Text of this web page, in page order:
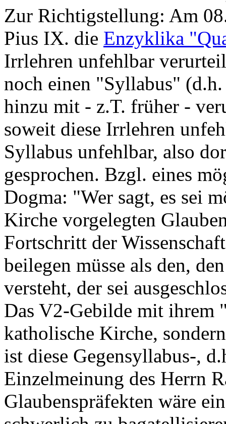
Zur Richtigstellung: Am
Pius IX. die Enzyklika
Irrlehren unfehlbar
noch einen "Syllabus"
hinzu mit - z.T. früher -
soweit diese Irrlehren
Syllabus unfehlbar, also
gesprochen. Bzgl. eines
Dogma: "Wer sagt, es sei
Kirche vorgelegten
Fortschritt der
beilegen müsse als den,
versteht, der sei
Das V2-Gebilde mit ihrem
katholische Kirche,
ist diese Gegensyllabus-,
Einzelmeinung des Herrn
Glaubenspräfekten wäre